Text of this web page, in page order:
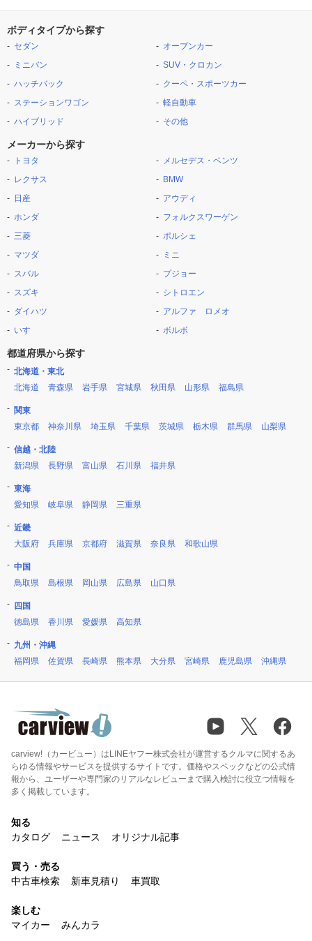
ボディタイプから探す
セダン
ミニバン
ハッチバック
ステーションワゴン
ハイブリッド
オープンカー
SUV・クロカン
クーペ・スポーツカー
軽自動車
その他
メーカーから探す
トヨタ
レクサス
日産
ホンダ
三菱
マツダ
スバル
スズキ
ダイハツ
いすゞ
メルセデス・ベンツ
BMW
アウディ
フォルクスワーゲン
ポルシェ
ミニ
プジョー
シトロエン
アルファ ロメオ
ボルボ
都道府県から探す
北海道・東北
北海道
青森県 岩手県 宮城県 秋田県 山形県 福島県
関東
東京都
神奈川県 埼玉県 千葉県 茨城県 栃木県 群馬県 山梨県
信越・北陸
新潟県
長野県 富山県 石川県 福井県
東海
愛知県
岐阜県 静岡県 三重県
近畿
大阪府
兵庫県 京都府 滋賀県 奈良県 和歌山県
中国
鳥取県
島根県 岡山県 広島県 山口県
四国
徳島県
香川県 愛媛県 高知県
九州・沖縄
福岡県
佐賀県 長崎県 熊本県 大分県 宮崎県 鹿児島県 沖縄県
carview!（カービュー）はLINEヤフー株式会社が運営するクルマに関するあ
らゆる情報やサービスを提供するサイトです。価格やスペックなどの公式情
報から、ユーザーや専門家のリアルなレビューまで購入検討に役立つ情報を
多く掲載しています。
知る
カタログ
ニュース オリジナル記事
買う・売る
中古車検索
新車見積り 車買取
楽しむ
マイカー
みんカラ